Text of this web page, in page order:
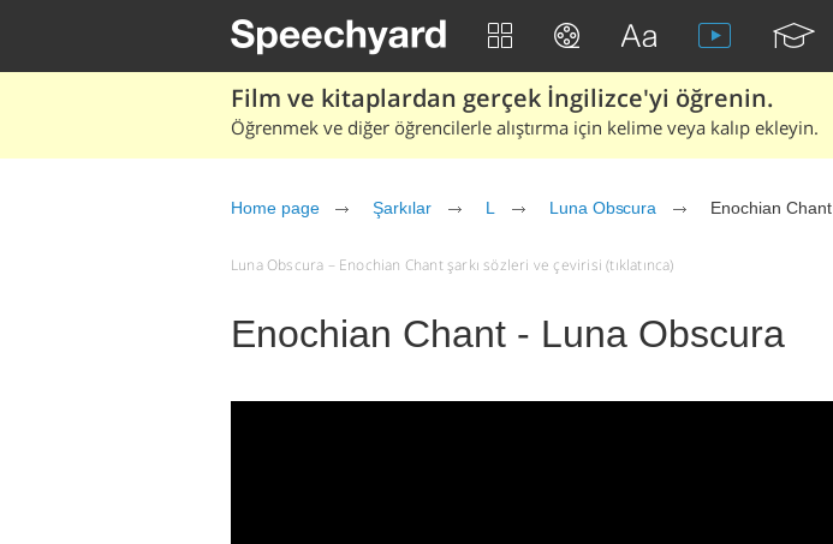
Film ve kitaplardan gerçek İngilizce'yi öğrenin.
Öğrenmek ve diğer öğrencilerle alıştırma için kelime veya kalıp ekleyin.
Home page Şarkılar L Luna Obscura Enochian Chant
Luna Obscura – Enochian Chant şarkı sözleri ve çevirisi (tıklatınca)
Enochian Chant - Luna Obscura